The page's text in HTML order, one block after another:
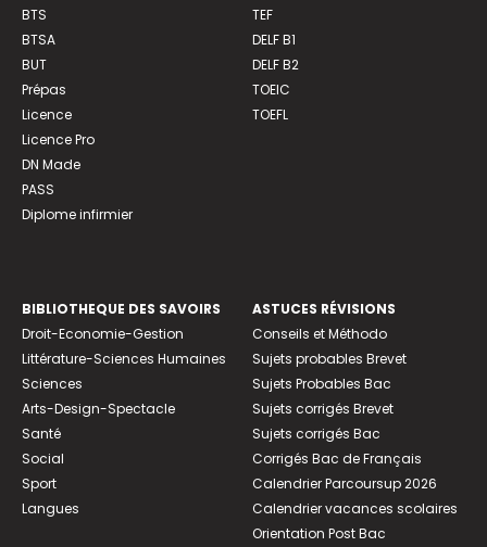
BTS
BTSA
BUT
Prépas
Licence
Licence Pro
DN Made
PASS
Diplome infirmier
TEF
DELF B1
DELF B2
TOEIC
TOEFL
BIBLIOTHEQUE DES SAVOIRS
Droit-Economie-Gestion
Littérature-Sciences Humaines
Sciences
Arts-Design-Spectacle
Santé
Social
Sport
Langues
ASTUCES RÉVISIONS
Conseils et Méthodo
Sujets probables Brevet
Sujets Probables Bac
Sujets corrigés Brevet
Sujets corrigés Bac
Corrigés Bac de Français
Calendrier Parcoursup 2026
Calendrier vacances scolaires
Orientation Post Bac